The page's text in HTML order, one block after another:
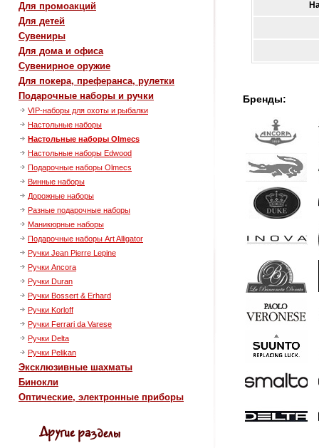
Для промоакций
Для детей
Сувениры
Для дома и офиса
Сувенирное оружие
Для покера, преферанса, рулетки
Подарочные наборы и ручки
VIP-наборы для охоты и рыбалки
Настольные наборы
Настольные наборы Olmecs
Настольные наборы Edwood
Подарочные наборы Olmecs
Винные наборы
Дорожные наборы
Разные подарочные наборы
Маникюрные наборы
Подарочные наборы Art Alligator
Ручки Jean Pierre Lepine
Ручки Ancora
Ручки Duran
Ручки Bossert & Erhard
Ручки Korloff
Ручки Ferrari da Varese
Ручки Delta
Ручки Pelikan
Эксклюзивные шахматы
Бинокли
Оптические, электронные приборы
Бренды: